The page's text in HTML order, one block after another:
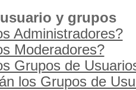
y grupos
Administradores?
Moderadores?
Grupos de
los Grupos de